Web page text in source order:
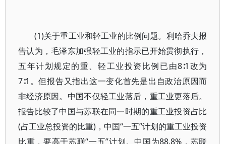
(1)关于重工业和轻工业的比例问题。利哈乔夫报
告认为，毛泽东加强轻工业的指示已开始贯彻执行，
五年计划规定的重、轻工业投资比例已由8∶1改为
7∶1。但报告又指出这一变化首先是出自政治原因而
非经济原因。中国不仅轻工业落后，重工业更落后。
报告比较了中国与苏联在同一时期的重工业投资占比
(占工业总投资的比重)，中国“一五”计划的重工业投资
比重，要高于苏联“一五”计划。中国为88.8%，苏联